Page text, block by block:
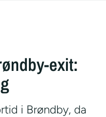
exit:
i Brøndby, da